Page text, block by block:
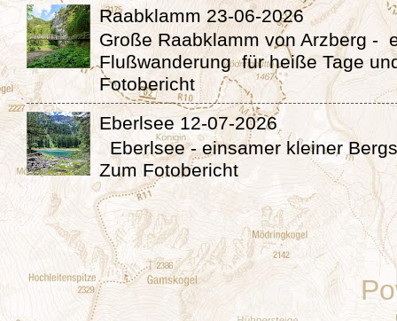
Raabklamm 23-06-2026
Große Raabklamm von Arzberg -
Flußwanderung für heiße Tage
Fotobericht
Eberlsee 12-07-2026
Eberlsee - einsamer kleiner
Zum Fotobericht